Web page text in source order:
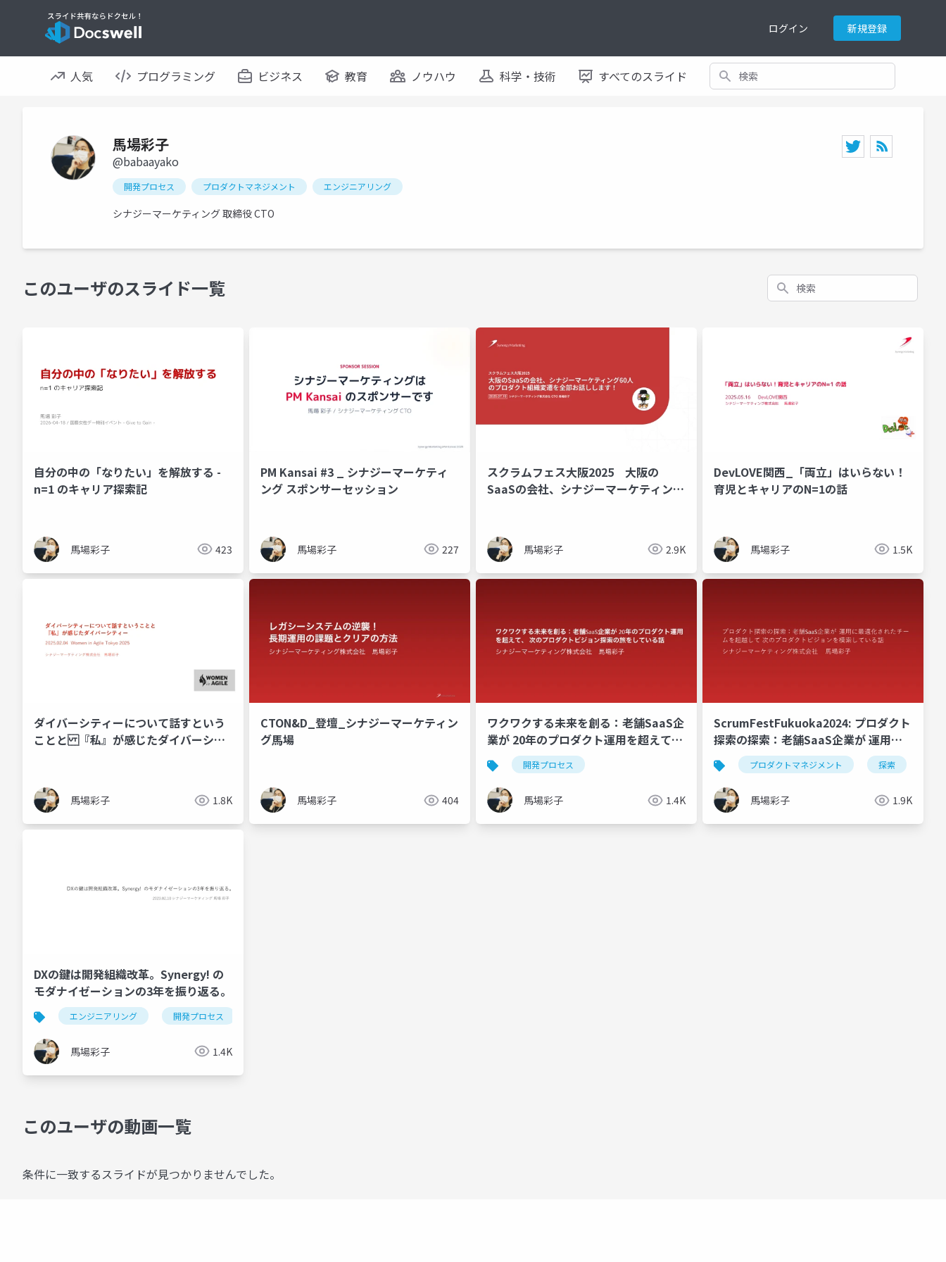
ログイン 新規登録
人気 プログラミング ビジネス 教育 ノウハウ 科学・技術 すべてのスライド 検索
馬場彩子
@babaayako
開発プロセス プロダクトマネジメント エンジニアリング
シナジーマーケティング 取締役 CTO
このユーザのスライド一覧 検索
自分の中の「なりたい」を解放する -
n=1 のキャリア探索記
馬場彩子 423
PM Kansai #3 _ シナジーマーケティ
ング スポンサーセッション
馬場彩子 227
スクラムフェス大阪2025 大阪の
SaaSの会社、シナジーマーケティング
馬場彩子 2.9K
DevLOVE関西_「両立」はいらない！
育児とキャリアのN=1の話
馬場彩子 1.5K
ダイバーシティーについて話すという
ことと 『私』が感じたダイバーシテ
馬場彩子 1.8K
CTON&D_登壇_シナジーマーケティン
グ馬場
馬場彩子 404
ワクワクする未来を創る：老舗SaaS企
業が 20年のプロダクト運用を超えて、
次のプロダクトビジョン探索の旅をし
ている話
開発プロセス
馬場彩子 1.4K
ScrumFestFukuoka2024: プロダクト
探索の探索：老舗SaaS企業が 運用に
最適化されたチームを超越して 次のプ
ロダクトビジョンを模索している話
プロダクトマネジメント 探索
馬場彩子 1.9K
DXの鍵は開発組織改革。Synergy! の
モダナイゼーションの3年を振り返る。
エンジニアリング 開発プロセス
馬場彩子 1.4K
このユーザの動画一覧
条件に一致するスライドが見つかりませんでした。